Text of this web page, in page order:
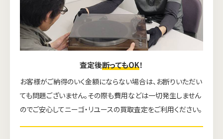
査定後断ってもOK！
お客様がご納得のいく金額にならない場合は、お断りいただい
ても問題ございません。その際も費用などは一切発生しません
のでご安心してニーゴ・リユースの買取査定をご利用ください。